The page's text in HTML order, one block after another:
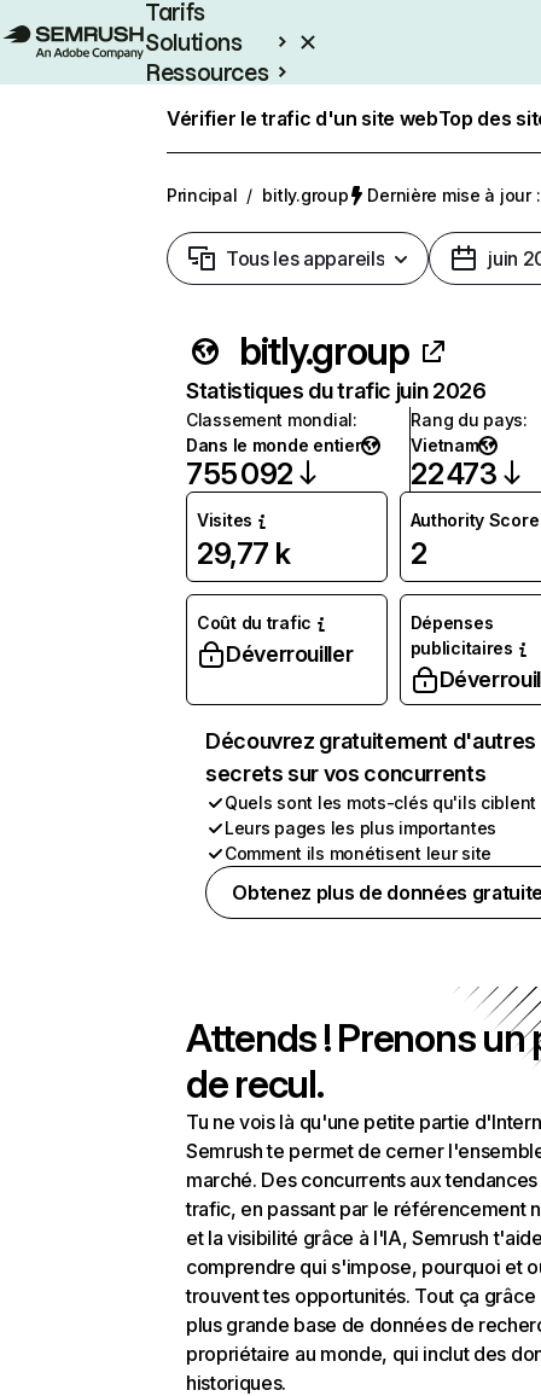
Tarifs
Solutions
Ressources
Vérifier le trafic d'un site webTop des
Principal / bitly.group Dernière mise à jour
Tous les appareils juin
bitly.group
Statistiques du trafic juin 2026
Classement mondial:
Dans le monde entier
755 092
Rang du pays:
Vietnam
22 473
Visites
29,77 k
Authority Score
2
Coût du trafic
Déverrouiller
Dépenses
publicitaires
Découvrez gratuitement d'autres
secrets sur vos concurrents
Quels sont les mots-clés qu'ils ciblent
Leurs pages les plus importantes
Comment ils monétisent leur site
Obtenez plus de données
Attends ! Prenons un
de recul.
Tu ne vois là qu'une petite partie
Semrush te permet de cerner
marché. Des concurrents aux
trafic, en passant par le référencement
et la visibilité grâce à l'IA, Semrush
comprendre qui s'impose, pourquoi et
trouvent tes opportunités. Tout ça grâce
plus grande base de données de
propriétaire au monde, qui inclut des
historiques.